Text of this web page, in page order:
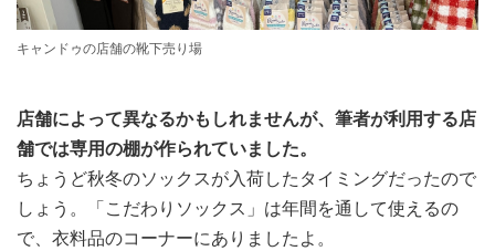
キャンドゥの店舗の靴下売り場
店舗によって異なるかもしれませんが、筆者が利用する店
舗では専用の棚が作られていました。
ちょうど秋冬のソックスが入荷したタイミングだったので
しょう。「こだわりソックス」は年間を通して使えるの
で、衣料品のコーナーにありましたよ。